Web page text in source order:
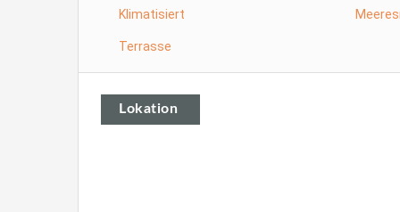
Klimatisiert
Terrasse
Lokation